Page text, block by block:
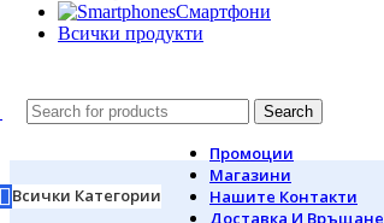
Смартфони
Всички продукти
Search
Всички Категории
Промоции
Магазини
Нашите Контакти
Доставка И Връщане